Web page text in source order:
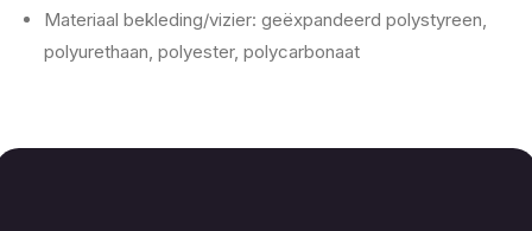
Materiaal bekleding/vizier: geëxpandeerd polystyreen,
polyurethaan, polyester, polycarbonaat